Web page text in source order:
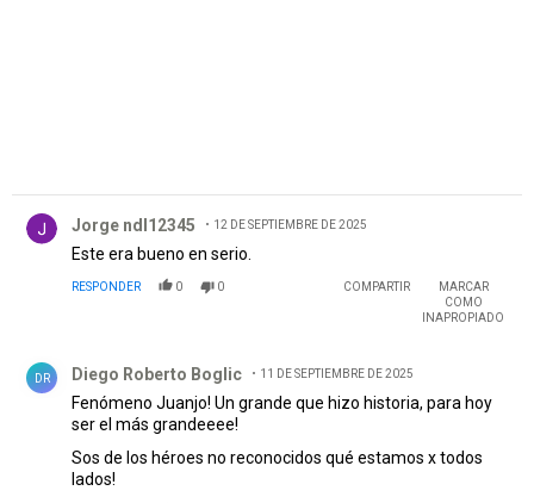
Jorge ndl12345 12 DE SEPTIEMBRE DE 2025
Este era bueno en serio.
RESPONDER 0 0 COMPARTIR
MARCAR
COMO
INAPROPIADO
DR Diego Roberto Boglic 11 DE SEPTIEMBRE DE 2025
Fenómeno Juanjo! Un grande que hizo historia, para hoy
ser el más grandeeee!
Sos de los héroes no reconocidos qué estamos x todos
lados!